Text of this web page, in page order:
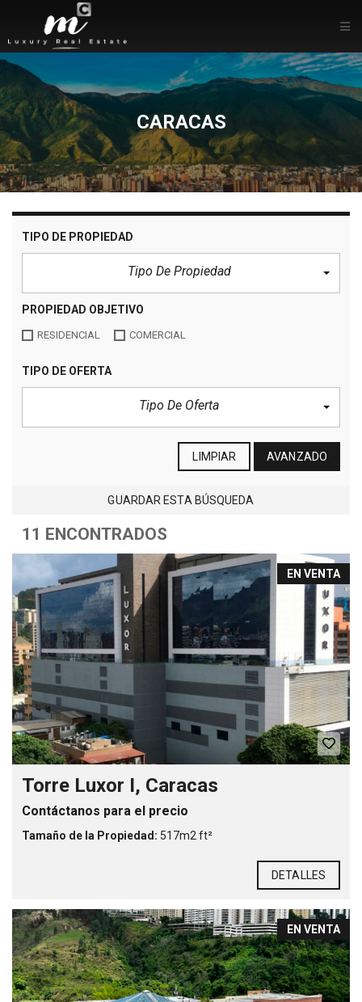
CARACAS
TIPO DE PROPIEDAD
Tipo De Propiedad
PROPIEDAD OBJETIVO
RESIDENCIAL COMERCIAL
TIPO DE OFERTA
Tipo De Oferta
LIMPIAR AVANZADO
GUARDAR ESTA BÚSQUEDA
11 ENCONTRADOS
EN VENTA
Torre Luxor I, Caracas
Contáctanos para el precio
Tamaño de la Propiedad: 517m2 ft²
DETALLES
EN VENTA